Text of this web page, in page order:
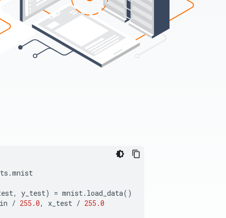
.mnist
, y_test) = mnist. load_data()
/ 255.0, x_test / 255.0